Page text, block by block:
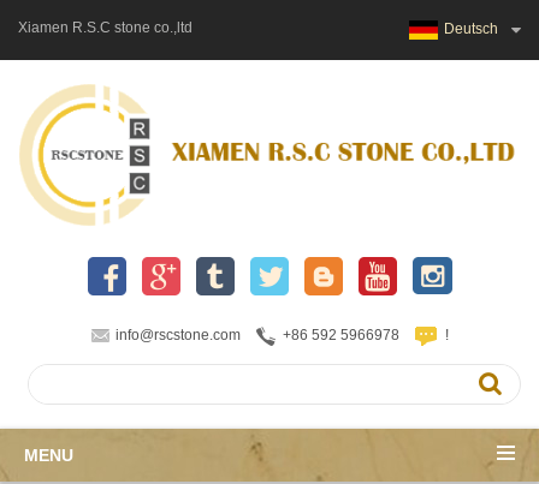
Xiamen R.S.C stone co.,ltd Deutsch
info@rscstone.com +86 592 5966978 !
MENU